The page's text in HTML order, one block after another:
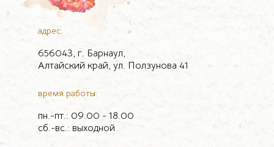
адрес:
656043, г. Барнаул,
Алтайский край, ул. Ползунова 41
время работы:
пн.-пт.: 09.00 - 18.00
сб.-вс.: выходной